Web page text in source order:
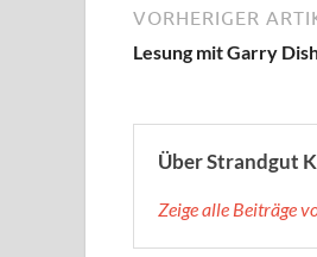
VORHERIGER
Lesung mit Garry
Über Strandgut
Zeige alle Beiträge